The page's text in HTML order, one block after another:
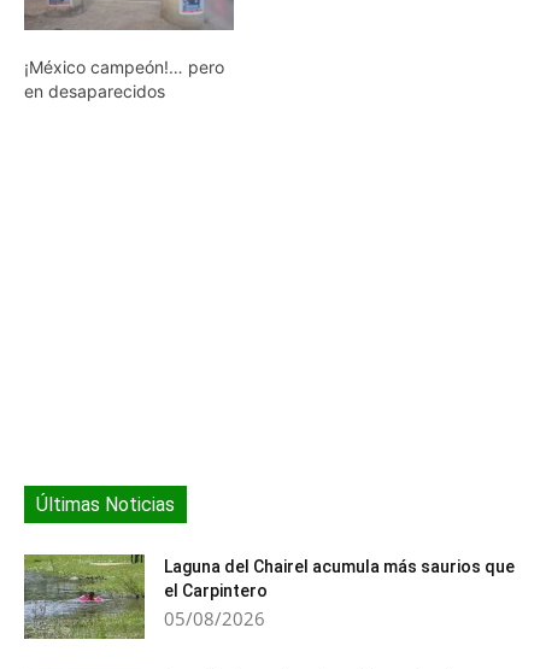
¡México campeón!… pero
en desaparecidos
Últimas Noticias
Laguna del Chairel acumula más saurios que
el Carpintero
05/08/2026